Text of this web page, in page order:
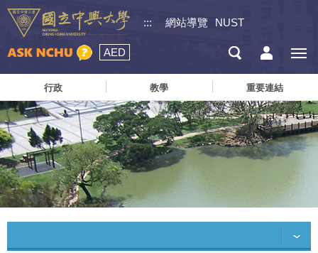
::: 網站導覽 NUST
AED
行政 教學 重要連結